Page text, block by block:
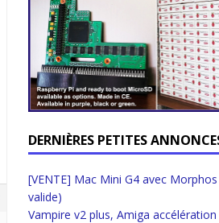
DERNIÈRES PETITES
[VENTE] Mac Mini G4 avec
valide)
Vampire v2 plus, Amiga accélération